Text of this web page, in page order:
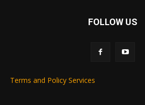
FOLLOW US
Terms and Policy Services